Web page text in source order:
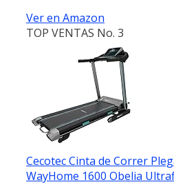
Ver en Amazon
TOP VENTAS No. 3
Cecotec Cinta de Correr
WayHome 1600 Obelia